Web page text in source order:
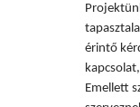
érintő
Emellett